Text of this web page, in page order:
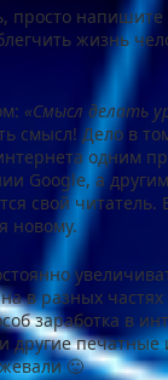
просто
жизнь
«Смысл делать
смысл! Дело в
одним
Google, а
свой
новому.
в разных
заработка в
другие
🙂